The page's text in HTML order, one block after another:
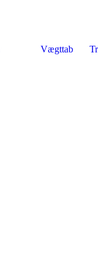
Vægttab